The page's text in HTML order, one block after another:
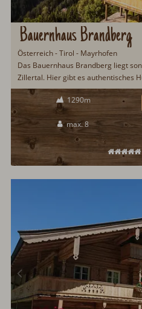
Bauernhaus Brandberg
Österreich - Tirol - Mayrhofen
Das Bauernhaus Brandberg liegt
Zillertal. Hier gibt es authentisches
Den traumhaften Panoramablick
Gekocht wird auf einem urigen
Hüttengäste und gerne auch ein
1290m
max. 8